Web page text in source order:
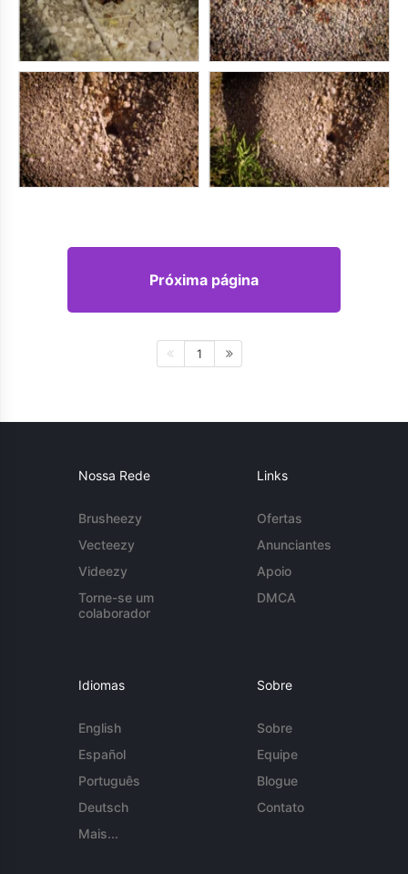
Próxima página
1
Nossa Rede
Brusheezy
Vecteezy
Videezy
Torne-se um
colaborador
Links
Ofertas
Anunciantes
Apoio
DMCA
Idiomas
English
Español
Português
Deutsch
Mais...
Sobre
Sobre
Equipe
Blogue
Contato